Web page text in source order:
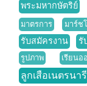
พระมหากษัตริย์
มาตรการ
มาร์ช
รับสมัครงาน
รั
รูปภาพ
เรียนอ
ลูกเสือเนตรนารี